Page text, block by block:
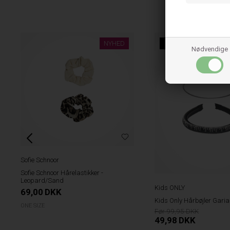
Nødvendige
NYHED
Sofie Schnoor
Sofie Schnoor Hårelastikker -
Leopard/Sand
69,00 DKK
ONE SIZE
Kids ONLY
Kids Only Hårbøjler
99,95
49,98 DKK